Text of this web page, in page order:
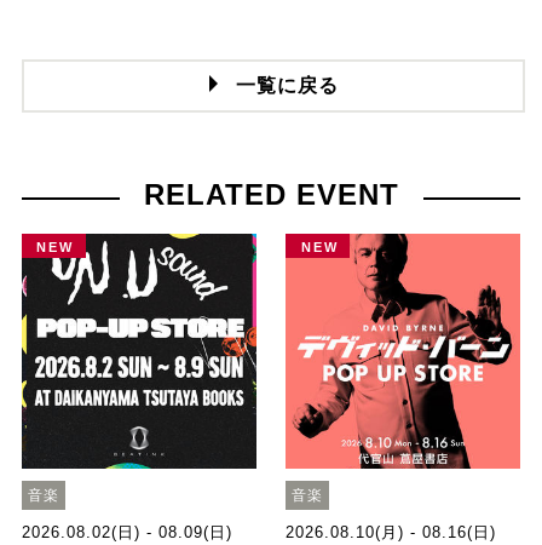
一覧に戻る
RELATED EVENT
NEW
音楽
2026.08.02(日) - 08.09(日)
NEW
音楽
2026.08.10(月) - 08.16(日)